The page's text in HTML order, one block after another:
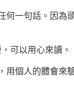
何一句話。因為
可以用心來讀。
用個人的體會來